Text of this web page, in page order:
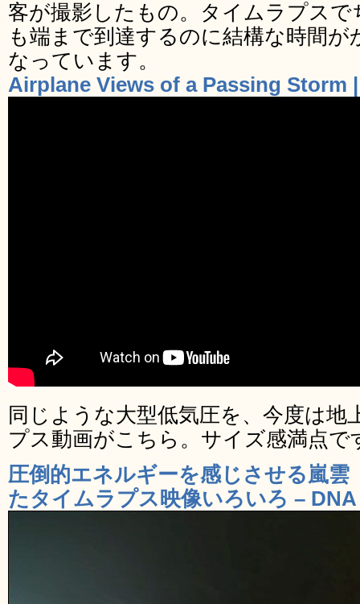
客が撮影したもの。タイムラプス
も端まで到達するのに結構な時間
なっています。
Airplane Views of a Passing Storm
同じような大型低気圧を、今度は地
プス動画がこちら。サイズ感満点で
圧倒的エネルギーを感じさせる嵐雲
たタイムラプス映像いろいろ – DNA